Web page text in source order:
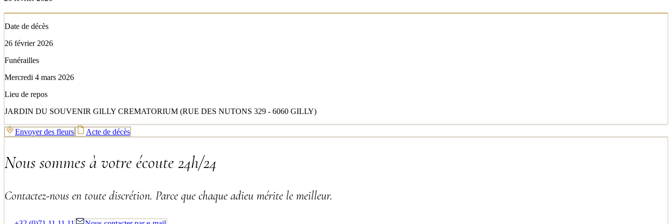
Date de décès
26 février 2026
Funérailles
Mercredi 4 mars 2026
Lieu de repos
JARDIN DU SOUVENIR GILLY CREMATORIUM (RUE DES NUTONS 329 - 6060 GILLY)
Envoyer des fleurs Acte de décès
Nous sommes à votre écoute 24h/24
Contactez-nous en toute discrétion. Parce que chaque adieu mérite le meilleur.